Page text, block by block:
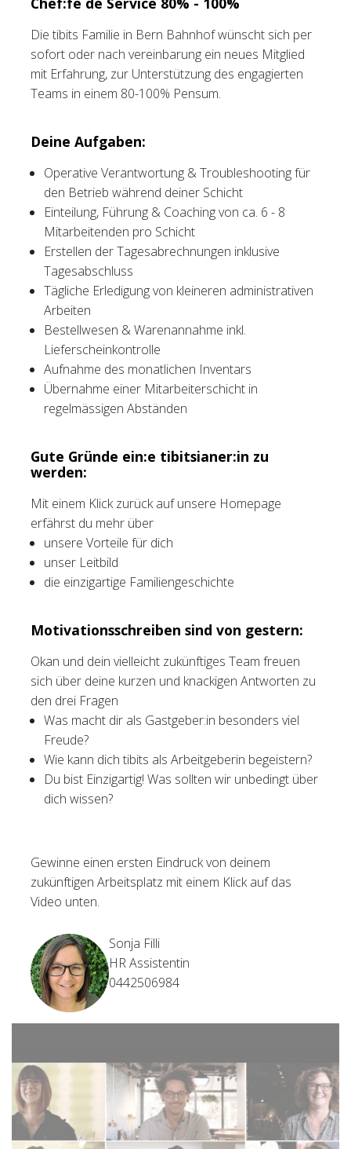
Tischreservation
Login
Schweiz (DE)
Die tibits Familie in Bern Bahnhof wünscht sich per
sofort oder nach vereinbarung ein neues Mitglied
mit Erfahrung, zur Unterstützung des engagierten
Teams in einem 80-100% Pensum.
Deine Aufgaben:
Operative Verantwortung & Troubleshooting für
den Betrieb während deiner Schicht
Einteilung, Führung & Coaching von ca. 6 - 8
Mitarbeitenden pro Schicht
Erstellen der Tagesabrechnungen inklusive
Tagesabschluss
Tägliche Erledigung von kleineren administrativen
Arbeiten
Bestellwesen & Warenannahme inkl.
Lieferscheinkontrolle
Aufnahme des monatlichen Inventars
Übernahme einer Mitarbeiterschicht in
regelmässigen Abständen
Gute Gründe ein:e tibitsianer:in zu
werden:
Mit einem Klick zurück auf unsere Homepage
erfährst du mehr über
unsere Vorteile für dich
unser Leitbild
die einzigartige Familiengeschichte
Motivationsschreiben sind von gestern:
Okan und dein vielleicht zukünftiges Team freuen
sich über deine kurzen und knackigen Antworten zu
den drei Fragen
Was macht dir als Gastgeber:in besonders viel
Freude?
Wie kann dich tibits als Arbeitgeberin begeistern?
Du bist Einzigartig! Was sollten wir unbedingt über
dich wissen?
Gewinne einen ersten Eindruck von deinem
zukünftigen Arbeitsplatz mit einem Klick auf das
Video unten.
Sonja Filli
HR Assistentin
0442506984